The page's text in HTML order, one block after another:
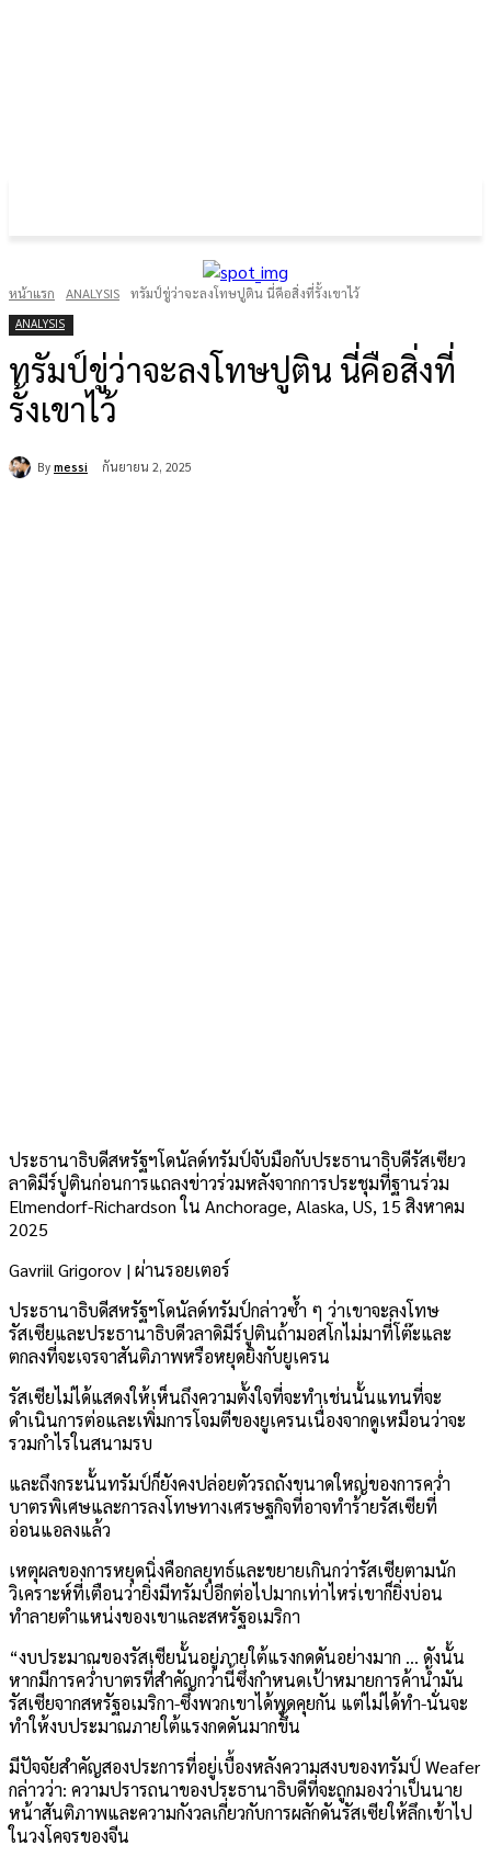
หน้าแรก ANALYSIS ทรัมป์ขู่ว่าจะลงโทษปูติน นี่คือสิ่งที่รั้งเขาไว้
ANALYSIS
ทรัมป์ขู่ว่าจะลงโทษปูติน นี่คือสิ่งที่
รั้งเขาไว้
By messi กันยายน 2, 2025
ประธานาธิบดีสหรัฐฯโดนัลด์ทรัมป์จับมือกับประธานาธิบดีรัสเซียว
ลาดิมีร์ปูตินก่อนการแถลงข่าวร่วมหลังจากการประชุมที่ฐานร่วม
Elmendorf-Richardson ใน Anchorage, Alaska, US, 15 สิงหาคม
2025
Gavriil Grigorov | ผ่านรอยเตอร์
ประธานาธิบดีสหรัฐฯโดนัลด์ทรัมป์กล่าวซ้ำ ๆ ว่าเขาจะลงโทษ
รัสเซียและประธานาธิบดีวลาดิมีร์ปูตินถ้ามอสโกไม่มาที่โต๊ะและ
ตกลงที่จะเจรจาสันติภาพหรือหยุดยิงกับยูเครน
รัสเซียไม่ได้แสดงให้เห็นถึงความตั้งใจที่จะทำเช่นนั้นแทนที่จะ
ดำเนินการต่อและเพิ่มการโจมตีของยูเครนเนื่องจากดูเหมือนว่าจะ
รวมกำไรในสนามรบ
และถึงกระนั้นทรัมป์ก็ยังคงปล่อยตัวรถถังขนาดใหญ่ของการคว่ำ
บาตรพิเศษและการลงโทษทางเศรษฐกิจที่อาจทำร้ายรัสเซียที่
อ่อนแอลงแล้ว
เหตุผลของการหยุดนิ่งคือกลยุทธ์และขยายเกินกว่ารัสเซียตามนัก
วิเคราะห์ที่เตือนว่ายิ่งมีทรัมป์อีกต่อไปมากเท่าไหร่เขาก็ยิ่งบ่อน
ทำลายตำแหน่งของเขาและสหรัฐอเมริกา
“งบประมาณของรัสเซียนั้นอยู่ภายใต้แรงกดดันอย่างมาก … ดังนั้น
หากมีการคว่ำบาตรที่สำคัญกว่านี้ซึ่งกำหนดเป้าหมายการค้าน้ำมัน
รัสเซียจากสหรัฐอเมริกา-ซึ่งพวกเขาได้พูดคุยกัน แต่ไม่ได้ทำ-นั่นจะ
ทำให้งบประมาณภายใต้แรงกดดันมากขึ้น
มีปัจจัยสำคัญสองประการที่อยู่เบื้องหลังความสงบของทรัมป์ Weafer
กล่าวว่า: ความปรารถนาของประธานาธิบดีที่จะถูกมองว่าเป็นนาย
หน้าสันติภาพและความกังวลเกี่ยวกับการผลักดันรัสเซียให้ลึกเข้าไป
ในวงโคจรของจีน